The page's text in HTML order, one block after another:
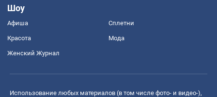
Шоу
Афиша Сплетни
Красота Мода
Женский Журнал
Использование любых материалов (в том числе фото- и видео-),